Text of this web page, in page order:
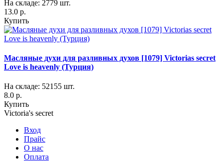
На складе: 2779 шт.
13.0 р.
Купить
Масляные духи для разливных духов [1079] Victorias secret
Love is heavenly (Турция)
На складе: 52155 шт.
8.0 р.
Купить
Victoria's secret
Вход
Прайс
О нас
Оплата